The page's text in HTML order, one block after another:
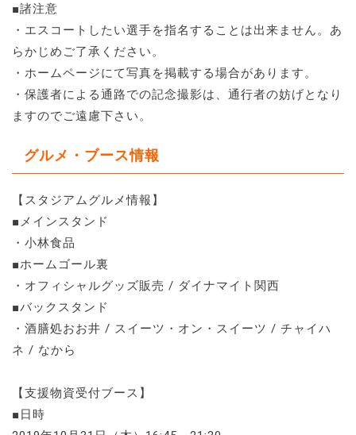
■諸注意
・エスコートしたい選手を指名することは出来ません。あ
らかじめご了承ください。
・ホームページにて写真を掲載する場合があります。
・保護者による通路での記念撮影は、通行者の妨げとなり
ますのでご遠慮下さい。
グルメ・ブース情報
【スタジアムグルメ情報】
■メインスタンド
・小林食品
■ホームゴール裏
・オフィシャルグッズ販売 / ダイナマイト関西
■バックスタンド
・酒膳処おお井 / スイーツ・オン・スイーツ / チャイハ
ネ / なから
【支援物資受付ブース】
■日時